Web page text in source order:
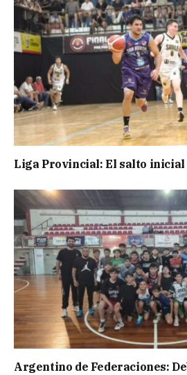
Liga Provincial: El salto inicial
Argentino de Federaciones: